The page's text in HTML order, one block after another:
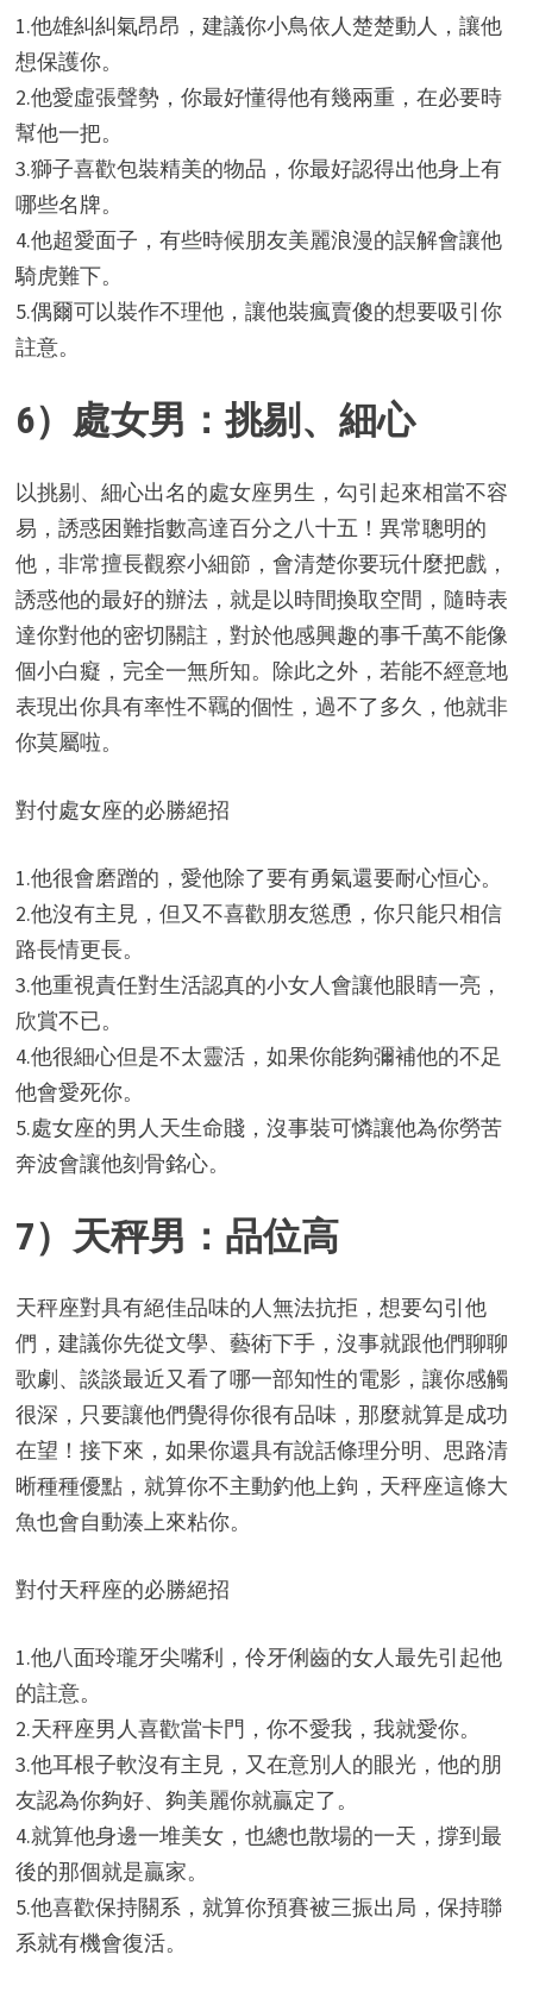
1.他雄糾糾氣昂昂，建議你小鳥依人楚楚動人，讓他
想保護你。
2.他愛虛張聲勢，你最好懂得他有幾兩重，在必要時
幫他一把。
3.獅子喜歡包裝精美的物品，你最好認得出他身上有
哪些名牌。
4.他超愛面子，有些時候朋友美麗浪漫的誤解會讓他
騎虎難下。
5.偶爾可以裝作不理他，讓他裝瘋賣傻的想要吸引你
註意。
6）處女男：挑剔、細心
以挑剔、細心出名的處女座男生，勾引起來相當不容
易，誘惑困難指數高達百分之八十五！異常聰明的
他，非常擅長觀察小細節，會清楚你要玩什麼把戲，
誘惑他的最好的辦法，就是以時間換取空間，隨時表
達你對他的密切關註，對於他感興趣的事千萬不能像
個小白癡，完全一無所知。除此之外，若能不經意地
表現出你具有率性不羈的個性，過不了多久，他就非
你莫屬啦。
對付處女座的必勝絕招
1.他很會磨蹭的，愛他除了要有勇氣還要耐心恒心。
2.他沒有主見，但又不喜歡朋友慫恿，你只能只相信
路長情更長。
3.他重視責任對生活認真的小女人會讓他眼睛一亮，
欣賞不已。
4.他很細心但是不太靈活，如果你能夠彌補他的不足
他會愛死你。
5.處女座的男人天生命賤，沒事裝可憐讓他為你勞苦
奔波會讓他刻骨銘心。
7）天秤男：品位高
天秤座對具有絕佳品味的人無法抗拒，想要勾引他
們，建議你先從文學、藝術下手，沒事就跟他們聊聊
歌劇、談談最近又看了哪一部知性的電影，讓你感觸
很深，只要讓他們覺得你很有品味，那麼就算是成功
在望！接下來，如果你還具有說話條理分明、思路清
晰種種優點，就算你不主動釣他上鉤，天秤座這條大
魚也會自動湊上來粘你。
對付天秤座的必勝絕招
1.他八面玲瓏牙尖嘴利，伶牙俐齒的女人最先引起他
的註意。
2.天秤座男人喜歡當卡門，你不愛我，我就愛你。
3.他耳根子軟沒有主見，又在意別人的眼光，他的朋
友認為你夠好、夠美麗你就贏定了。
4.就算他身邊一堆美女，也總也散場的一天，撐到最
後的那個就是贏家。
5.他喜歡保持關系，就算你預賽被三振出局，保持聯
系就有機會復活。